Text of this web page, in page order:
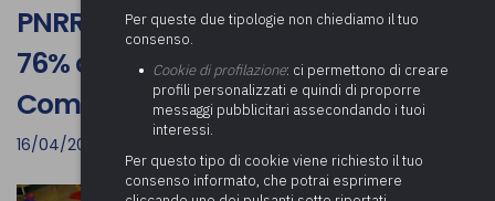
PNRR, chiuso il bando asili nido. Più
76% di domande presentate dai
Comuni
16/04/2022
Per queste due tipologie non chiediamo il tuo
consenso.
Cookie di profilazione: ci permettono di creare
profili personalizzati e quindi di proporre
messaggi pubblicitari assecondando i tuoi
interessi.
Per questo tipo di cookie viene richiesto il tuo
consenso informato, che potrai esprimere